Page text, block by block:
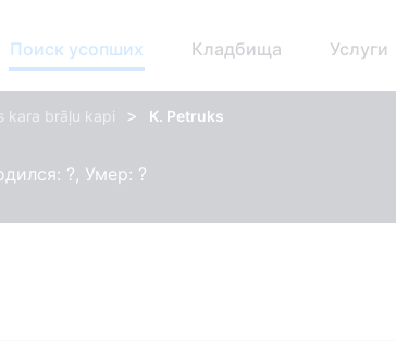
Поиск усопших Кладбища Услуги
kara brāļu kapi > K. Petruks
?, Умер: ?